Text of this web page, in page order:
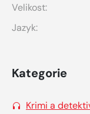
Velikost:
Jazyk:
Kategorie
Krimi a